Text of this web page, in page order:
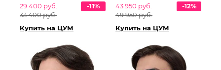
29 400 руб.
33 400 руб.
-11%
Купить на ЦУМ
43 950 руб.
49 950 руб.
-12%
Купить на ЦУМ